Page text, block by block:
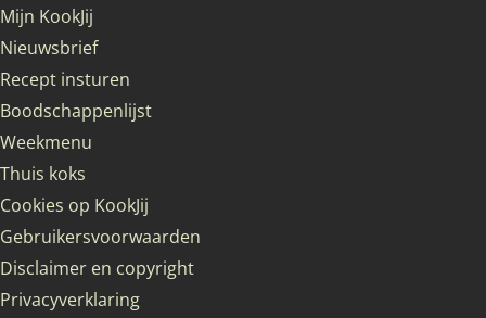
Mijn KookJij
Nieuwsbrief
Recept insturen
Boodschappenlijst
Weekmenu
Thuis koks
Cookies op KookJij
Gebruikersvoorwaarden
Disclaimer en copyright
Privacyverklaring